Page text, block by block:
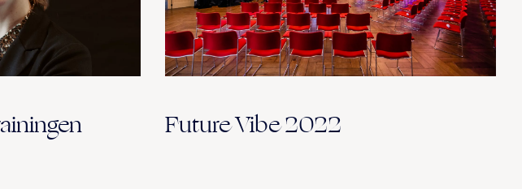
Future Vibe 2022